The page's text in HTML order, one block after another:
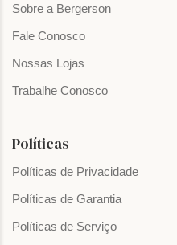
Sobre a Bergerson
Fale Conosco
Nossas Lojas
Trabalhe Conosco
Políticas
Políticas de Privacidade
Políticas de Garantia
Políticas de Serviço